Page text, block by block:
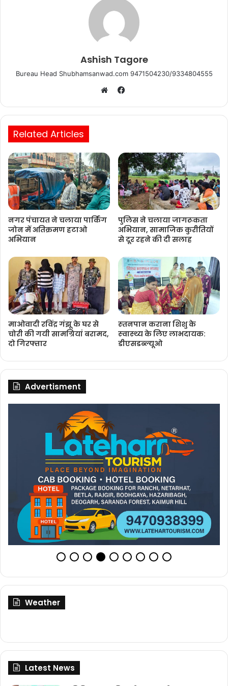
Ashish Tagore
Bureau Head Shubhamsanwad.com 9471504230/9334804555
Facebook
Related Articles
नगर पंचायत ने चलाया पार्किंग
जोन में अतिक्रमण हटाओ
अभियान
पुलिस ने चलाया जागरूकता
अभियान, सामाजिक कुरीतियों
से दूर रहने की दी सलाह
माओवादी रविंद्र गंझू के घर से
चोरी की गयी सामग्रियां बरामद,
दो गिरफ्तार
स्‍तनपान कराना शिशु के
स्‍वास्‍थ्‍य के लिए लाभदायक:
डीएसडब्‍ल्‍यूओ
Advertisment
Weather
Latest News